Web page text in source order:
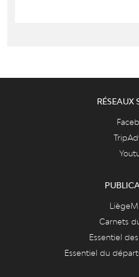
RÉSEAUX
Carnets
Essentiel
Essentiel du